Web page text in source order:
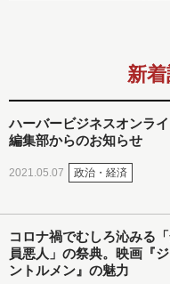
新
ハーバービジネスオンラ
編集部からのお知らせ
2021.05.07 政治・経済
コロナ禍でむしろ沁みる
員悪人」の祭典。映画『
ントルメン』の魅力